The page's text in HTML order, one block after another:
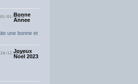
01/01/2024
Bonne
Annee
une bonne et
24/12/2023
Joyeux
Noel 2023